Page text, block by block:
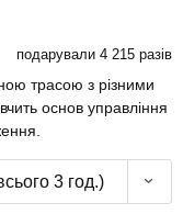
подарували 4 215 разів
трасою з різними
основ управління
3 год.)